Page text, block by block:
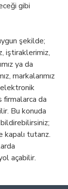
gibi
şekilde;
iştiraklerimiz,
ya da
markalarımız
elektronik
firmalarca da
Bu konuda
tutarız.
açabilir.